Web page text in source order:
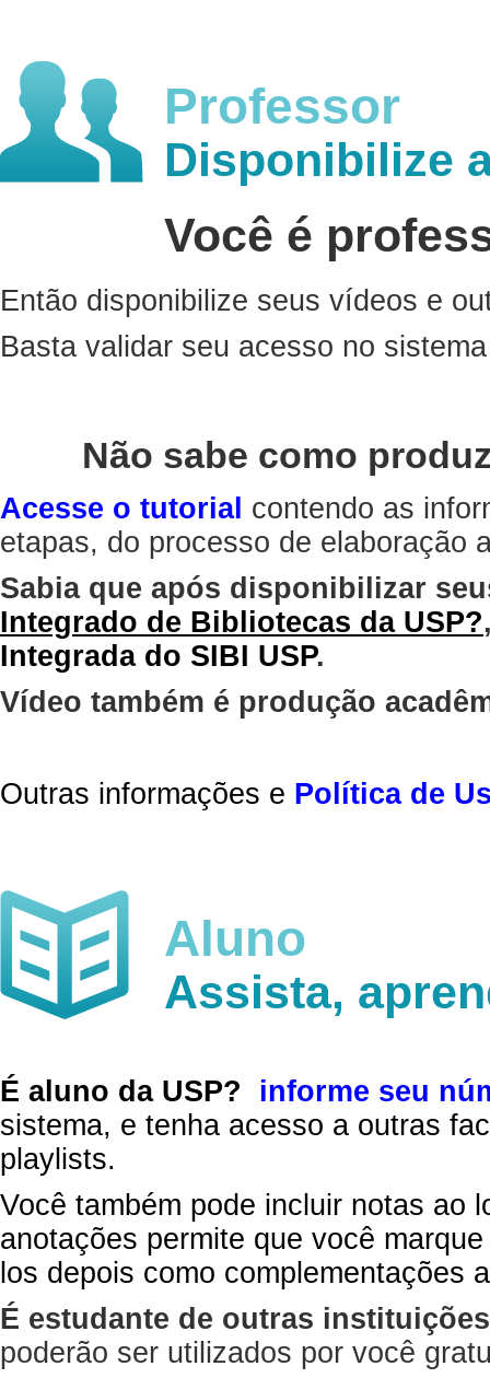
Professor
Disponibilize
Você é
Então disponibilize seus vídeos e
Basta validar seu acesso no
Não sabe como
Acesse o tutorial contendo as
etapas, do processo de elaboração
Sabia que após disponibilizar
Integrado de Bibliotecas da USP?
Integrada do SIBI USP.
Vídeo também é produção
Outras informações e Política de
Aluno
Assista,
É aluno da USP?
informe seu
sistema, e tenha acesso a outras
playlists.
Você também pode incluir notas ao
anotações permite que você
los depois como complementações
É estudante de outras
poderão ser utilizados por você